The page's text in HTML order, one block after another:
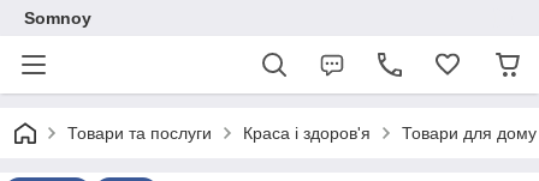
Somnoy
Товари та послуги Краса і здоров'я Товари для дому